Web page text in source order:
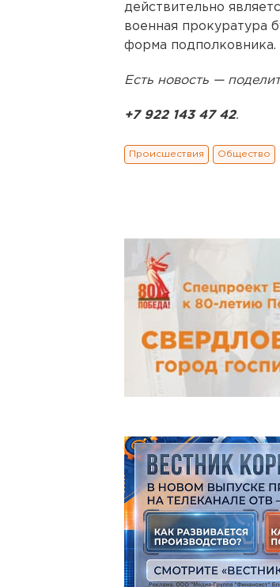
действительно
военная прокуратура
форма подполковника.
Есть новость —
+7 922 143 47 42.
Происшествия Общество